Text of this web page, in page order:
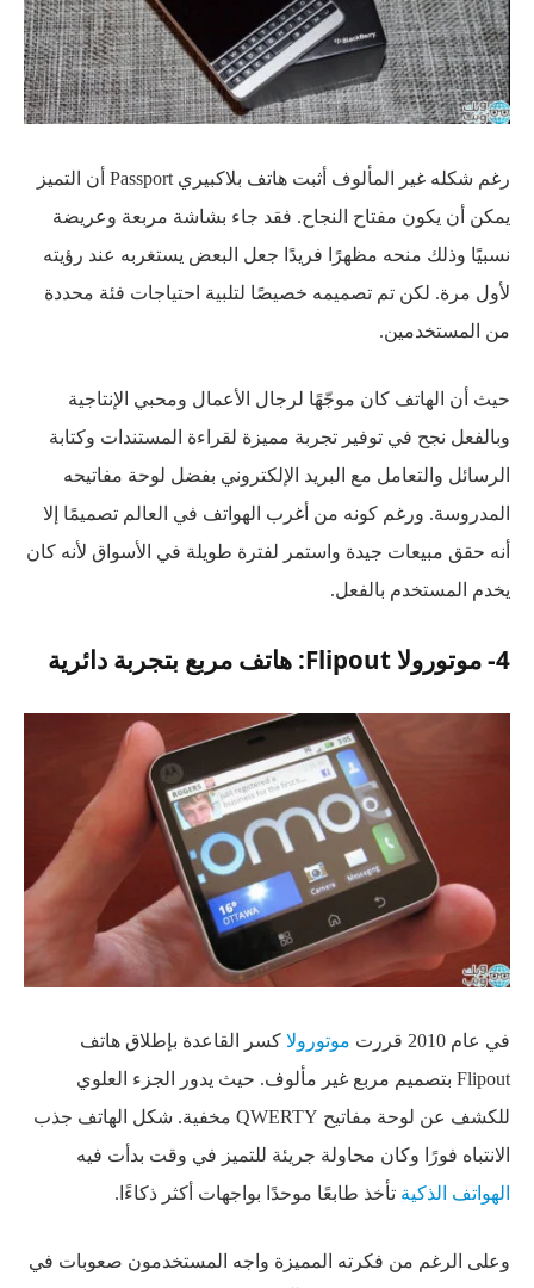
رغم شكله غير المألوف أثبت هاتف بلاكبيري Passport أن التميز
يمكن أن يكون مفتاح النجاح. فقد جاء بشاشة مربعة وعريضة
نسبيًا وذلك منحه مظهرًا فريدًا جعل البعض يستغربه عند رؤيته
لأول مرة. لكن تم تصميمه خصيصًا لتلبية احتياجات فئة محددة
من المستخدمين.
حيث أن الهاتف كان موجّهًا لرجال الأعمال ومحبي الإنتاجية
وبالفعل نجح في توفير تجربة مميزة لقراءة المستندات وكتابة
الرسائل والتعامل مع البريد الإلكتروني بفضل لوحة مفاتيحه
المدروسة. ورغم كونه من أغرب الهواتف في العالم تصميمًا إلا
أنه حقق مبيعات جيدة واستمر لفترة طويلة في الأسواق لأنه كان
يخدم المستخدم بالفعل.
4- موتورولا Flipout: هاتف مربع بتجربة دائرية
في عام 2010 قررت موتورولا كسر القاعدة بإطلاق هاتف
Flipout بتصميم مربع غير مألوف. حيث يدور الجزء العلوي
للكشف عن لوحة مفاتيح QWERTY مخفية. شكل الهاتف جذب
الانتباه فورًا وكان محاولة جريئة للتميز في وقت بدأت فيه
الهواتف الذكية تأخذ طابعًا موحدًا بواجهات أكثر ذكاءًا.
وعلى الرغم من فكرته المميزة واجه المستخدمون صعوبات في